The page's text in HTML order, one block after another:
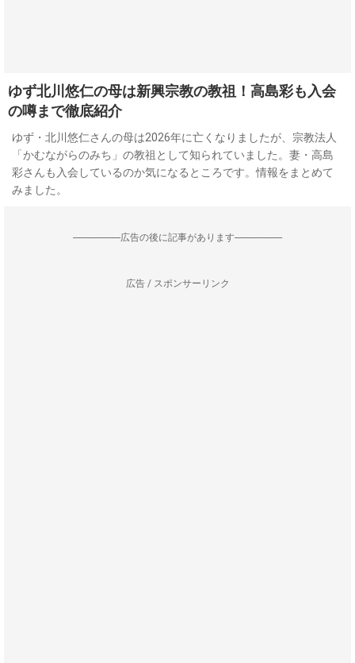
ゆず北川悠仁の母は新興宗教の教祖！高島彩も入会
の噂まで徹底紹介
ゆず・北川悠仁さんの母は2026年に亡くなりましたが、宗教法人
「かむながらのみち」の教祖として知られていました。妻・高島
彩さんも入会しているのか気になるところです。情報をまとめて
みました。
--------------------広告の後に記事があります--------------------
広告 / スポンサーリンク